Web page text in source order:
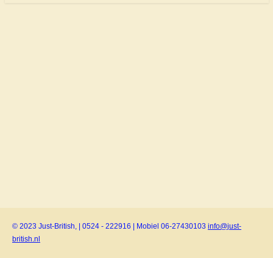
© 2023 Just-British, | 0524 - 222916 | Mobiel 06-27430103 info@just-
british.nl